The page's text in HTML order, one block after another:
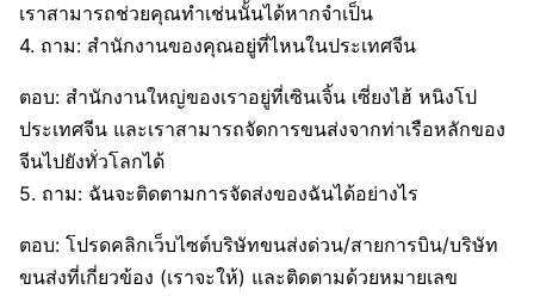
เราสามารถช่วยคุณทำเช่นนั้นได้หากจำเป็น
4. ถาม: สำนักงานของคุณอยู่ที่ไหนในประเทศจีน
ตอบ: สำนักงานใหญ่ของเราอยู่ที่เซินเจิ้น เซี่ยงไฮ้ หนิงโป
ประเทศจีน และเราสามารถจัดการขนส่งจากท่าเรือหลักของ
จีนไปยังทั่วโลกได้
5. ถาม: ฉันจะติดตามการจัดส่งของฉันได้อย่างไร
ตอบ: โปรดคลิกเว็บไซต์บริษัทขนส่งด่วน/สายการบิน/บริษัท
ขนส่งที่เกี่ยวข้อง (เราจะให้) และติดตามด้วยหมายเลข